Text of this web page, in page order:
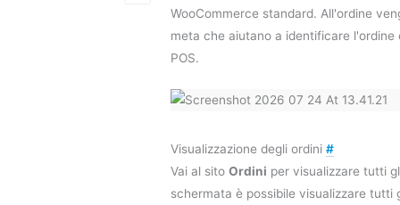
WooCommerce standard. All'ordine
meta che aiutano a identificare l'ordine
POS.
Visualizzazione degli ordini #
Vai al sito Ordini per visualizzare tutti
schermata è possibile visualizzare tutti